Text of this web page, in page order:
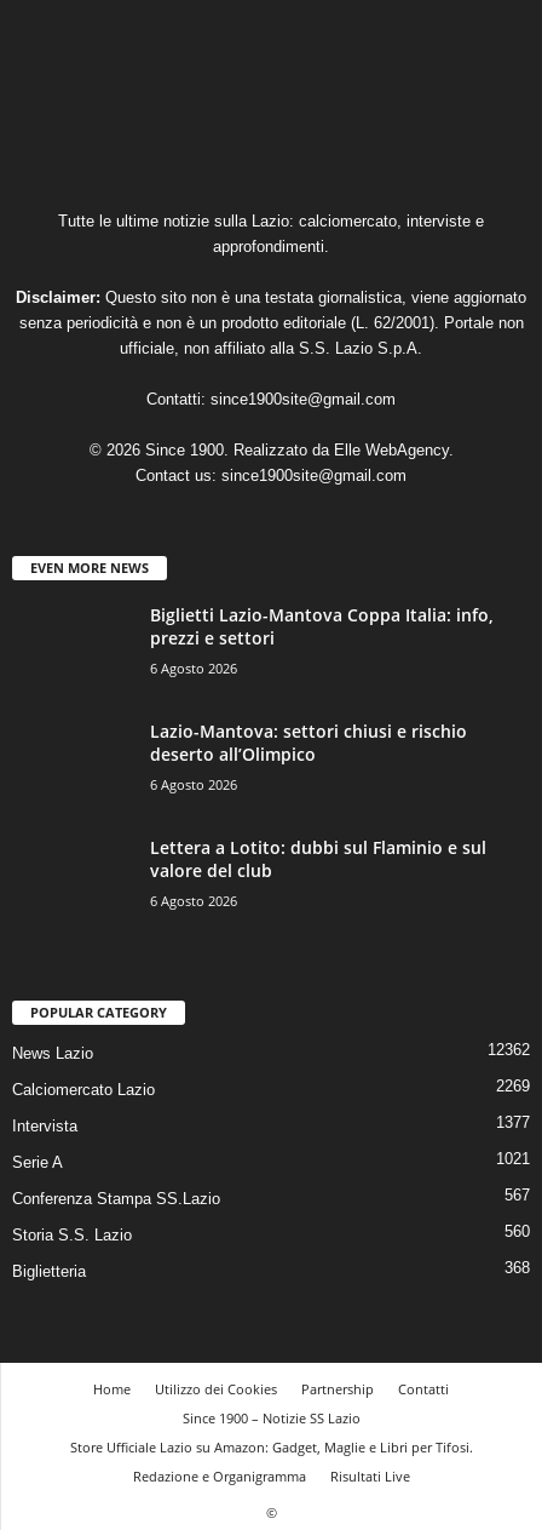
Tutte le ultime notizie sulla Lazio: calciomercato, interviste e
approfondimenti.
Disclaimer: Questo sito non è una testata giornalistica, viene aggiornato
senza periodicità e non è un prodotto editoriale (L. 62/2001). Portale non
ufficiale, non affiliato alla S.S. Lazio S.p.A.
Contatti: since1900site@gmail.com
© 2026 Since 1900. Realizzato da Elle WebAgency.
Contact us: since1900site@gmail.com
EVEN MORE NEWS
Biglietti Lazio-Mantova Coppa Italia: info,
prezzi e settori
6 Agosto 2026
Lazio-Mantova: settori chiusi e rischio
deserto all’Olimpico
6 Agosto 2026
Lettera a Lotito: dubbi sul Flaminio e sul
valore del club
6 Agosto 2026
POPULAR CATEGORY
News Lazio 12362
Calciomercato Lazio 2269
Intervista 1377
Serie A 1021
Conferenza Stampa SS.Lazio 567
Storia S.S. Lazio 560
Biglietteria 368
Home Utilizzo dei Cookies Partnership
Contatti
Since 1900 – Notizie SS Lazio
Store Ufficiale Lazio su Amazon: Gadget, Maglie e Libri per Tifosi.
Redazione e Organigramma
Risultati Live
©